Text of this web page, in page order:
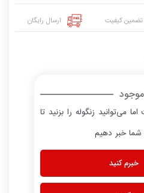
تضمین کیفیت ارسال رایگان
می‌توانید زنگوله را بزنید تا
خبر دهیم
خبرم کنید